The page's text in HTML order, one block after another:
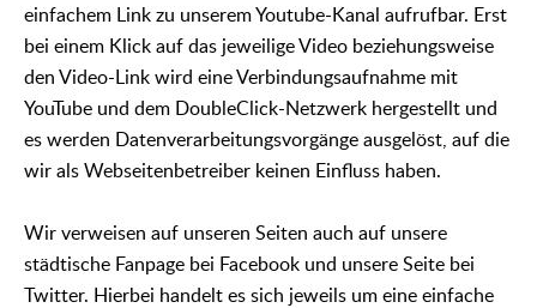
einfachem Link zu unserem Youtube-Kanal aufrufbar. Erst
bei einem Klick auf das jeweilige Video beziehungsweise
den Video-Link wird eine Verbindungsaufnahme mit
YouTube und dem DoubleClick-Netzwerk hergestellt und
es werden Datenverarbeitungsvorgänge ausgelöst, auf die
wir als Webseitenbetreiber keinen Einfluss haben.
Wir verweisen auf unseren Seiten auch auf unsere
städtische Fanpage bei Facebook und unsere Seite bei
Twitter. Hierbei handelt es sich jeweils um eine einfache